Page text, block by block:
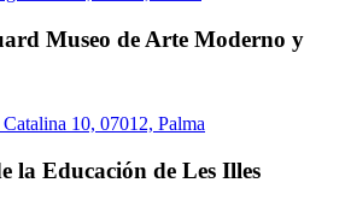
Museo de Arte Moderno y
10, 07012, Palma
la Educación de Les Illes